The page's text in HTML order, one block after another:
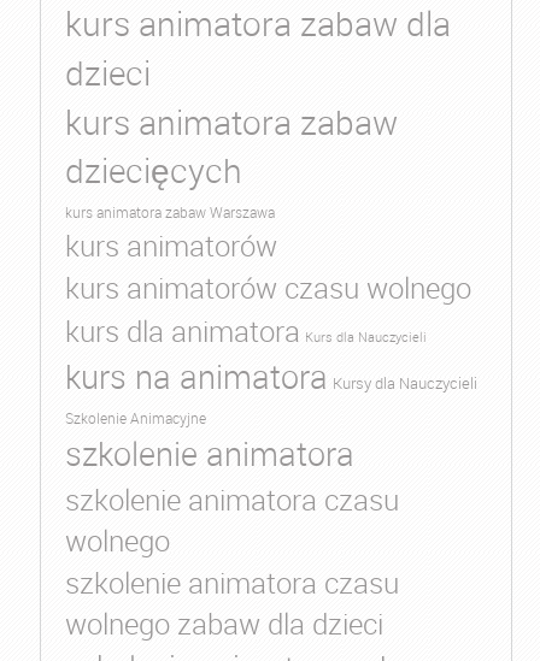
kurs animatora zabaw dla
dzieci
kurs animatora zabaw
dziecięcych
kurs animatora zabaw Warszawa
kurs animatorów
kurs animatorów czasu wolnego
kurs dla animatora Kurs dla Nauczycieli
kurs na animatora Kursy dla Nauczycieli
Szkolenie Animacyjne
szkolenie animatora
szkolenie animatora czasu
wolnego
szkolenie animatora czasu
wolnego zabaw dla dzieci